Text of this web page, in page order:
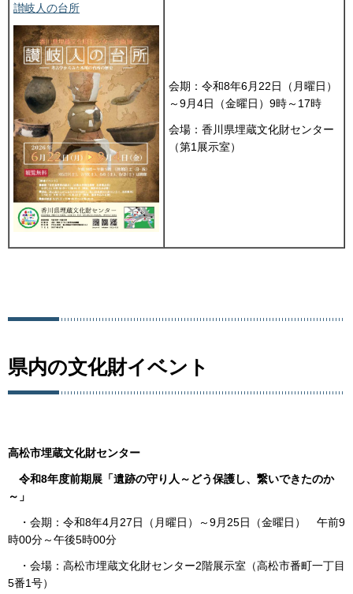
讃岐人の台所
会期：令和8年6月22日（月曜日）
～9月4日（金曜日）9時～17時
会場：香川県埋蔵文化財センター
（第1展示室）
県内の文化財イベント
高松市埋蔵文化財センター
令和8年度前期展「遺跡の守り人～どう保護し、繋いできたのか
～」
・会期：令和8年4月27日（月曜日）～9月25日（金曜日） 午前9
時00分～午後5時00分
・会場：高松市埋蔵文化財センター2階展示室（高松市番町一丁目
5番1号）